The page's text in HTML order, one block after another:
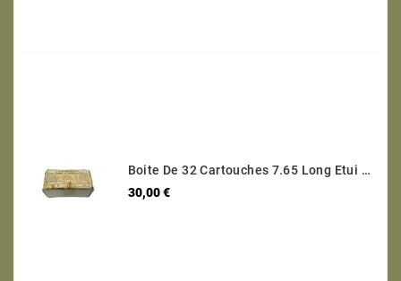
Boite De 32 Cartouches 7.65 Long Etui Laiton Categorie B Ref 30
30,00 €Prix